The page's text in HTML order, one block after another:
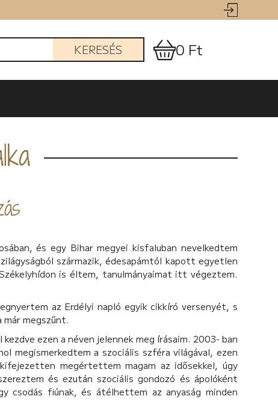
KERESÉS 0 Ft
és egy Bihar megyei kisfaluban nevelkedtem
származik, édesapámtól kapott egyetlen
is éltem, tanulmányaimat itt végeztem.
az Erdélyi napló egyik cikkíró versenyét, s
már megszűnt.
ezen a néven jelennek meg írásaim. 2003- ban
megismerkedtem a szociális szféra világával, ezen
megértettem magam az idősekkel, úgy
és ezután szociális gondozó és ápolóként
csodás fiúnak, és átélhettem az anyaság minden